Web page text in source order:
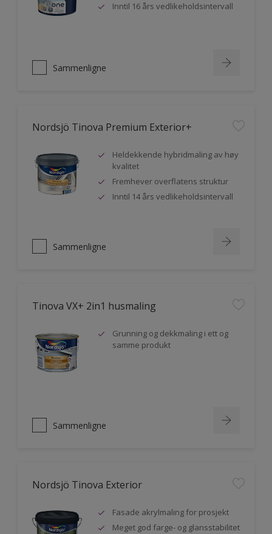
Inntil 16 års vedlikeholdsintervall
Sammenligne
Nordsjö Tinova Premium Exterior+
Heldekkende hybridmaling av høy
kvalitet
Fremhever overflatens struktur
Inntil 14 års vedlikeholdsintervall
Sammenligne
Tinova VX+ 2in1 husmaling
Grunning og dekkmaling i ett og
samme produkt
Sammenligne
Nordsjö Tinova Exterior
Fasade akrylmaling for prosjekt
Meget god farge- og glansstabilitet